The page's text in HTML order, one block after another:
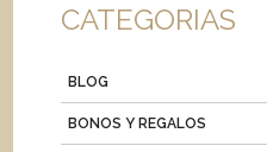
CATEGORIAS
BLOG
BONOS Y REGALOS